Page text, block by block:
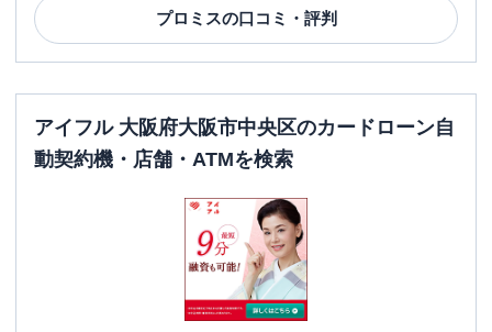
プロミスの口コミ・評判
アイフル 大阪府大阪市中央区のカードローン自
動契約機・店舗・ATMを検索